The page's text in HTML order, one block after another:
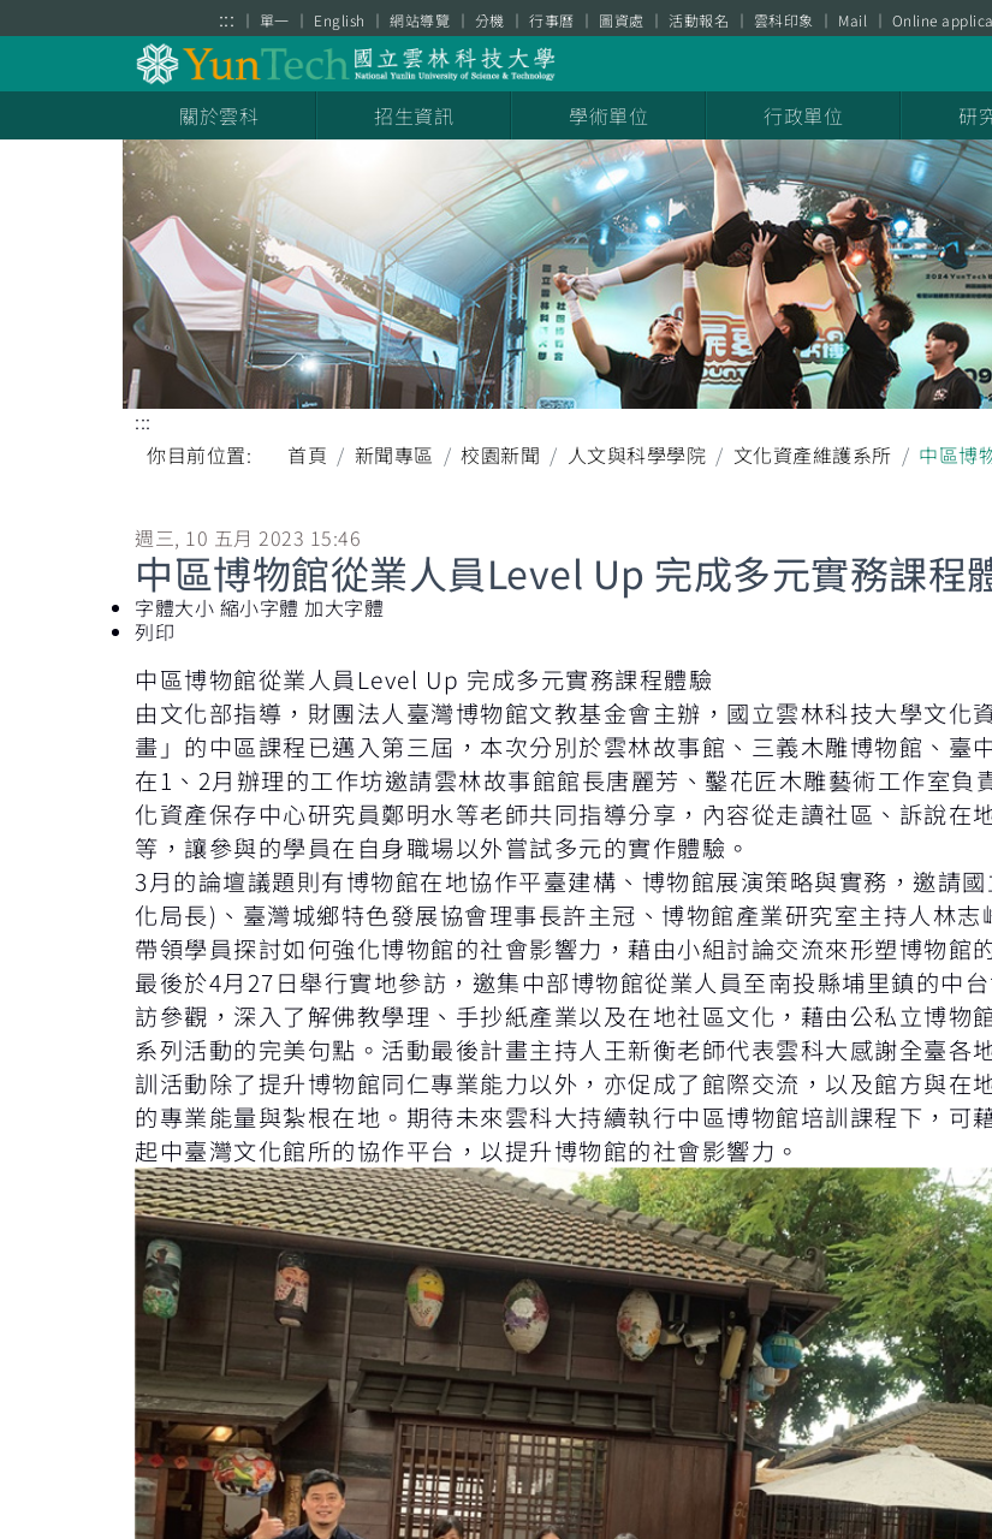
::: 單一 English 網站導覽 分機 行事曆 圖資處 活動報名 雲科印象 Mail Online
關於雲科 招生資訊 學術單位 行政單位 研
:::
你目前位置:
首頁 新聞專區 校園新聞 人文與科學學院 文化資產維護系所 中區博
週三, 10 五月 2023 15:46
中區博物館從業人員Level Up 完成多元實務課程
字體大小 縮小字體 加大字體
列印
中區博物館從業人員Level Up 完成多元實務課程體驗
由文化部指導，財團法人臺灣博物館文教基金會主辦，國立雲林科技大學文
畫」的中區課程已邁入第三屆，本次分別於雲林故事館、三義木雕博物館、臺
在1、2月辦理的工作坊邀請雲林故事館館長唐麗芳、鑿花匠木雕藝術工作室
化資產保存中心研究員鄭明水等老師共同指導分享，內容從走讀社區、訴說在
等，讓參與的學員在自身職場以外嘗試多元的實作體驗。
3月的論壇議題則有博物館在地協作平臺建構、博物館展演策略與實務，邀請
化局長)、臺灣城鄉特色發展協會理事長許主冠、博物館產業研究室主持人林
帶領學員探討如何強化博物館的社會影響力，藉由小組討論交流來形塑博物館
最後於4月27日舉行實地參訪，邀集中部博物館從業人員至南投縣埔里鎮的中
訪參觀，深入了解佛教學理、手抄紙產業以及在地社區文化，藉由公私立博物
系列活動的完美句點。活動最後計畫主持人王新衡老師代表雲科大感謝全臺各
訓活動除了提升博物館同仁專業能力以外，亦促成了館際交流，以及館方與在
的專業能量與紮根在地。期待未來雲科大持續執行中區博物館培訓課程下，可
起中臺灣文化館所的協作平台，以提升博物館的社會影響力。